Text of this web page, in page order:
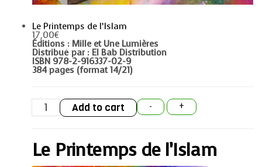
Le Printemps de l’Islam
17,00€
Éditions : Mille et Une Lumières
Distribué par : El Bab Distribution
ISBN 978-2-916337-02-9
384 pages (format 14/21)
-
Le
Printemps
de
+
Add to cart
Le Printemps de l’Islam